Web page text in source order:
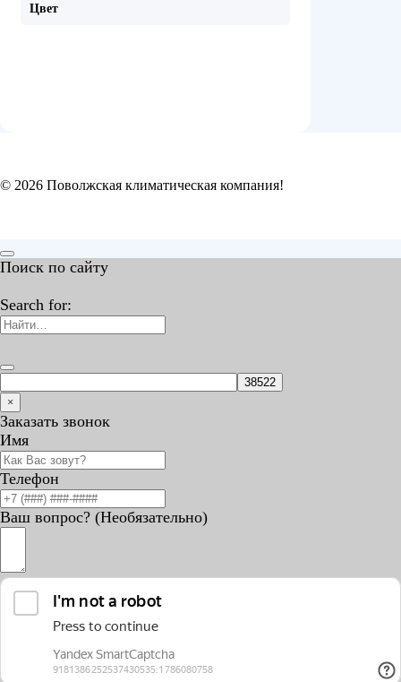
Цвет
© 2026 Поволжская климатическая компания!
Поиск по сайту
Search for:
×
Заказать звонок
Имя
Телефон
Ваш вопрос? (Необязательно)